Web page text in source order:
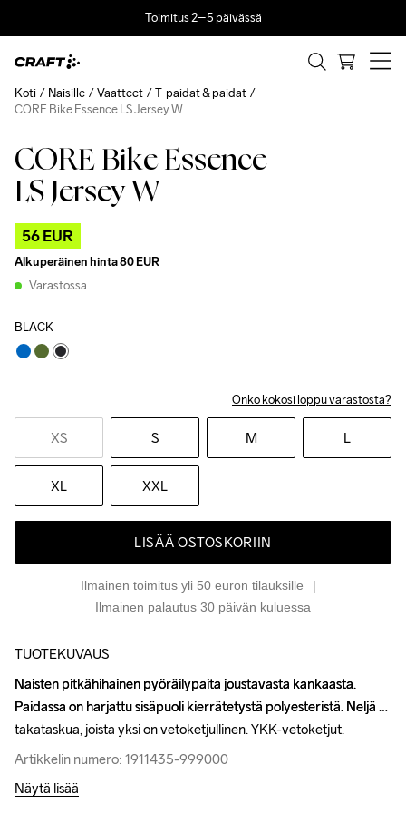
Toimitus 2–5 päivässä
CORE Bike Essence
LS Jersey W
56 EUR
Alkuperäinen hinta80 EUR
Varastossa
BLACK
Onko kokosi loppu varastosta?
XS S M L
XL XXL
LISÄÄ OSTOSKORIIN
Ilmainen toimitus yli 50 euron tilauksille
Ilmainen palautus 30 päivän kuluessa
Koti Naisille Vaatteet
T-paidat & paidat
CORE Bike Essence LS Jersey W
Outlet
TUOTEKUVAUS
Naisten pitkähihainen pyöräilypaita joustavasta kankaasta.
Paidassa on harjattu sisäpuoli kierrätetystä polyesteristä. Neljä
takataskua, joista yksi on vetoketjullinen. YKK-vetoketjut.
Artikkelin numero: 1911435-999000
Naisten pitkähihainen pyöräilypaita joustavasta kankaasta.
Paidassa on harjattu sisäpuoli kierrätetystä polyesteristä. Neljä
takataskua, joista yksi on vetoketjullinen. YKK-vetoketjut.
Artikkelin numero: 1911435-999000
Näytä lisää